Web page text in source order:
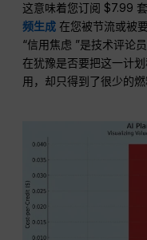
这意味着您订阅 $7.99
频生成 在您被节流或被
“信用焦虑 ”是技术评论
在犹豫是否要把这一计
用，却只得到了很少的燃